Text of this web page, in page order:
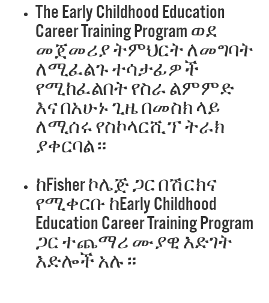
The Early Childhood Education
Career Training Program ወደ
መጀመሪያ ትምህርት ለመግባት
ለሚፈልጉ ተሳታፊዎች
የሚከፈልበት የስራ ልምምድ
እና በአሁኑ ጊዜ በመስክ ላይ
ለሚሰሩ የስኮላርሺፕ ትራክ
ያቀርባል።
ከFisher ኮሌጅ ጋር በሽርክና
የሚቀርቡ ከEarly Childhood
Education Career Training Program
ጋር ተጨማሪ ሙያዊ እድገት
እድሎች አሉ።